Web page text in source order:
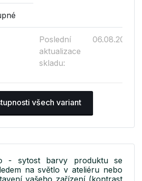
Poslední
aktualizace
skladu:
06.08.2026
všech variant
- sytost barvy produktu se
na světlo v ateliéru nebo
vašeho zařízení (kontrast